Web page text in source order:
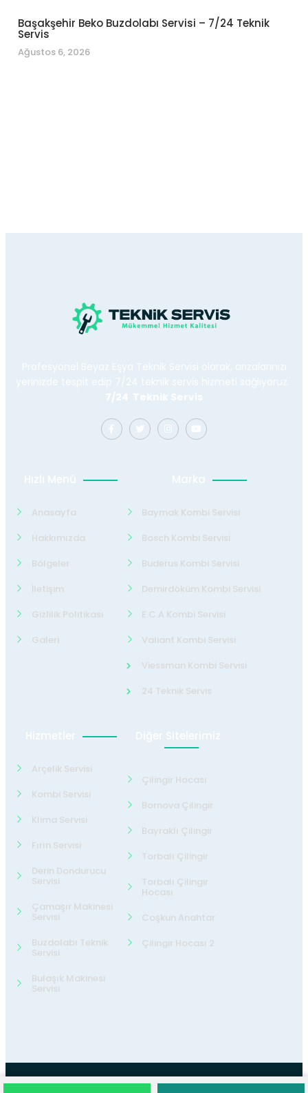
Başakşehir Beko Buzdolabı Servisi – 7/24 Teknik
Servis
Ağustos 6, 2026
Profesyonel Beyaz Eşya Teknik Servisi olarak, arızalarınızı
yerinizde tespit edip 7/24 teknik servis hizmeti sağlıyoruz.
7/24 Teknik Servis
Hızlı Menü
Anasayfa
Hakkımızda
Bölgeler
İletişim
Gizlilik Politikası
Galeri
Marka
Baymak Kombi Servisi
Bosch Kombi Servisi
Buderus Kombi Servisi
Demirdöküm Kombi Servisi
E.C.A Kombi Servisi
Valiant Kombi Servisi
Viessman Kombi Servisi
24 Teknik Servis
Hizmetler
Arçelik Servisi
Kombi Servisi
Klima Servisi
Fırın Servisi
Derin Dondurucu
Servisi
Çamaşır Makinesi
Servisi
Buzdolabı Teknik
Servisi
Bulaşık Makinesi
Servisi
Diğer Sitelerimiz
Çilingir Hocası
Bornova Çilingir
Bayraklı Çilingir
Torbalı Çilingir
Torbalı Çilingir
Hocası
Coşkun Anahtar
Çilingir Hocası 2
©202624 Teknik ServisTüm Hakları